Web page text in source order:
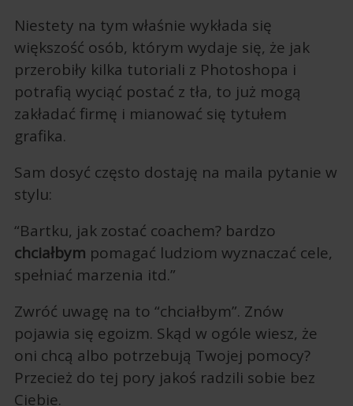
Niestety na tym właśnie wykłada się
większość osób, którym wydaje się, że jak
przerobiły kilka tutoriali z Photoshopa i
potrafią wyciąć postać z tła, to już mogą
zakładać firmę i mianować się tytułem
grafika.
Sam dosyć często dostaję na maila pytanie w
stylu:
“Bartku, jak zostać coachem? bardzo
chciałbym pomagać ludziom wyznaczać cele,
spełniać marzenia itd.”
Zwróć uwagę na to “chciałbym”. Znów
pojawia się egoizm. Skąd w ogóle wiesz, że
oni chcą albo potrzebują Twojej pomocy?
Przecież do tej pory jakoś radzili sobie bez
Ciebie.